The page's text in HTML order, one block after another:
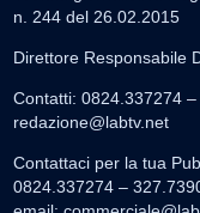
n. 244 del 26.02.2015
Direttore Responsabile
Contatti: 0824.337274
redazione@labtv.net
Contattaci per la tua
0824.337274 –